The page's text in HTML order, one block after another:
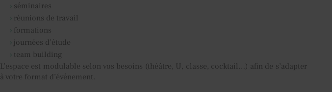
séminaires
réunions de travail
formations
journées d’étude
team building
L’espace est modulable selon vos besoins (théâtre, U, classe, cocktail…) afin de s’adapter
à votre format d’événement.